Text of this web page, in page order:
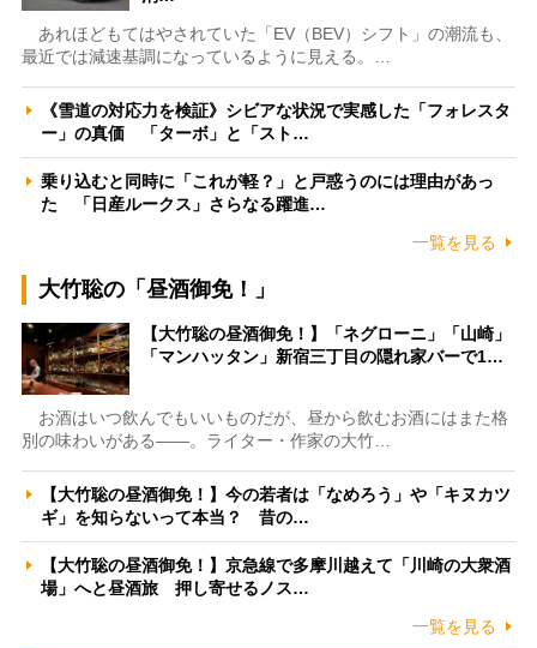
あれほどもてはやされていた「EV（BEV）シフト」の潮流も、
最近では減速基調になっているように見える。…
《雪道の対応力を検証》シビアな状況で実感した「フォレスタ
ー」の真価 「ターボ」と「スト…
乗り込むと同時に「これが軽？」と戸惑うのには理由があっ
た 「日産ルークス」さらなる躍進…
一覧を見る
大竹聡の「昼酒御免！」
【大竹聡の昼酒御免！】「ネグローニ」「山崎」
「マンハッタン」新宿三丁目の隠れ家バーで1…
お酒はいつ飲んでもいいものだが、昼から飲むお酒にはまた格
別の味わいがある――。ライター・作家の大竹…
【大竹聡の昼酒御免！】今の若者は「なめろう」や「キヌカツ
ギ」を知らないって本当？ 昔の…
【大竹聡の昼酒御免！】京急線で多摩川越えて「川崎の大衆酒
場」へと昼酒旅 押し寄せるノス…
一覧を見る